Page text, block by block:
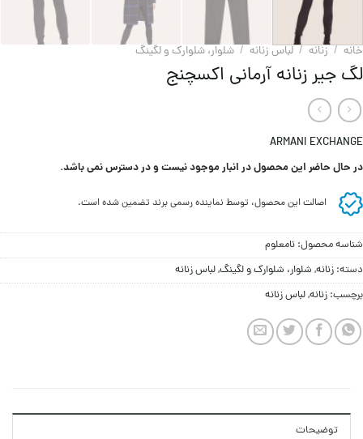
خانه / زنانه / لباس زنانه / شلوار، شلوارک و لگینگ
لگ جیر زنانه آرمانی اکسچنج
ARMANI EXCHANGE
در حال حاضر این محصول در انبار موجود نیست و در دسترس نمی باشد.
اصالت این محصول، توسط نماینده رسمی برند تضمین شده است.
شناسه محصول: نامعلوم
دسته: زنانه, شلوار، شلوارک و لگینگ,لباس زنانه
برچسب: زنانه,لباس زنانه
توضیحات